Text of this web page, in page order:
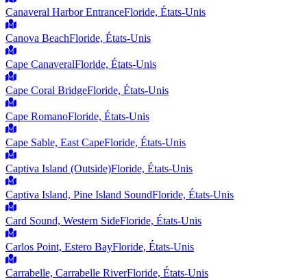
Canaveral Harbor EntranceFloride, États-Unis
Canova BeachFloride, États-Unis
Cape CanaveralFloride, États-Unis
Cape Coral BridgeFloride, États-Unis
Cape RomanoFloride, États-Unis
Cape Sable, East CapeFloride, États-Unis
Captiva Island (Outside)Floride, États-Unis
Captiva Island, Pine Island SoundFloride, États-Unis
Card Sound, Western SideFloride, États-Unis
Carlos Point, Estero BayFloride, États-Unis
Carrabelle, Carrabelle RiverFloride, États-Unis